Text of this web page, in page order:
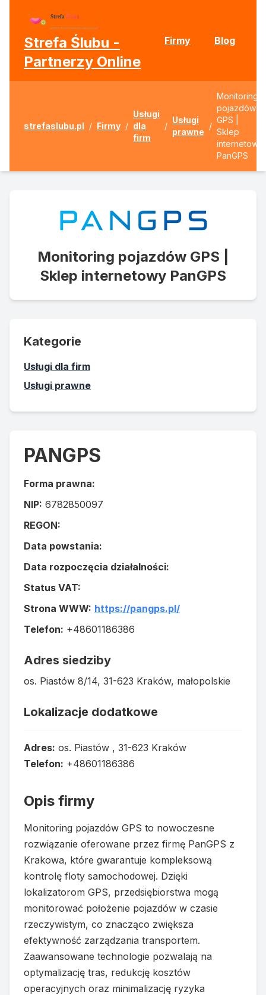
Strefa Ślubu -
Partnerzy Online
Firmy Blog
strefaslubu.pl / Firmy /
Usługi
dla
firm
/
Usługi
prawne
/
Monitoring
pojazdów
GPS |
Sklep
internetowy
PanGPS
Monitoring pojazdów GPS |
Sklep internetowy PanGPS
Kategorie
Usługi dla firm
Usługi prawne
PANGPS
Forma prawna:
NIP: 6782850097
REGON:
Data powstania:
Data rozpoczęcia działalności:
Status VAT:
Strona WWW: https://pangps.pl/
Telefon: +48601186386
Adres siedziby
os. Piastów 8/14, 31-623 Kraków, małopolskie
Lokalizacje dodatkowe
Adres: os. Piastów , 31-623 Kraków
Telefon: +48601186386
Opis firmy
Monitoring pojazdów GPS to nowoczesne
rozwiązanie oferowane przez firmę PanGPS z
Krakowa, które gwarantuje kompleksową
kontrolę floty samochodowej. Dzięki
lokalizatorom GPS, przedsiębiorstwa mogą
monitorować położenie pojazdów w czasie
rzeczywistym, co znacząco zwiększa
efektywność zarządzania transportem.
Zaawansowane technologie pozwalają na
optymalizację tras, redukcję kosztów
operacyjnych oraz minimalizację ryzyka